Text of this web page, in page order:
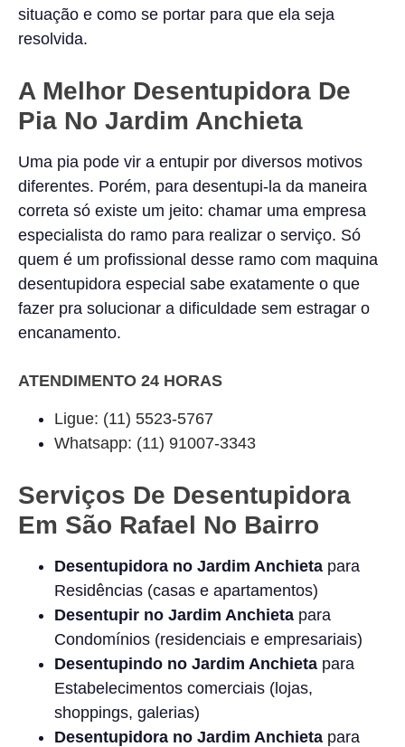
situação e como se portar para que ela seja
resolvida.
A Melhor Desentupidora De
Pia No Jardim Anchieta
Uma pia pode vir a entupir por diversos motivos
diferentes. Porém, para desentupi-la da maneira
correta só existe um jeito: chamar uma empresa
especialista do ramo para realizar o serviço. Só
quem é um profissional desse ramo com maquina
desentupidora especial sabe exatamente o que
fazer pra solucionar a dificuldade sem estragar o
encanamento.
ATENDIMENTO 24 HORAS
Ligue: (11) 5523-5767
Whatsapp: (11) 91007-3343
Serviços De Desentupidora
Em São Rafael No Bairro
Desentupidora no Jardim Anchieta para
Residências (casas e apartamentos)
Desentupir no Jardim Anchieta para
Condomínios (residenciais e empresariais)
Desentupindo no Jardim Anchieta para
Estabelecimentos comerciais (lojas,
shoppings, galerias)
Desentupidora no Jardim Anchieta para